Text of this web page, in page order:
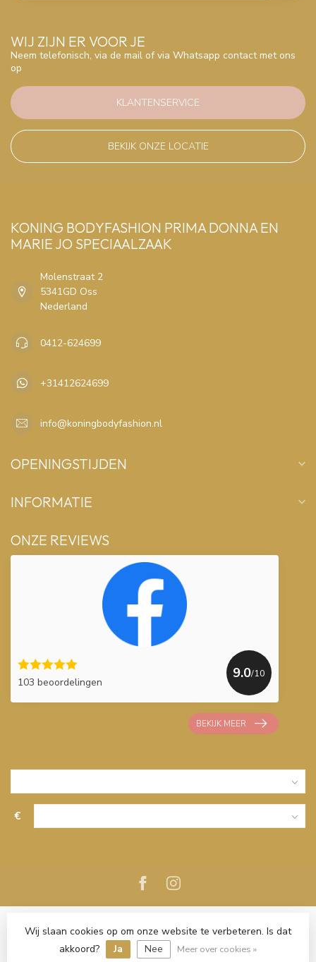
WIJ ZIJN ER VOOR JE
Neem telefonisch, via de mail of via Whatsapp contact met ons
op
KLANTENSERVICE
BEKIJK ONZE LOCATIE
KONING BODYFASHION PRIMA DONNA EN
MARIE JO SPECIAALZAAK
Molenstraat 2
5341GD Oss
Nederland
0412-624699
+31412624699
info@koningbodyfashion.nl
OPENINGSTIJDEN
INFORMATIE
ONZE REVIEWS
103 beoordelingen
9.0/10
BEKIJK MEER
€
Wij slaan cookies op om onze website te verbeteren. Is dat
akkoord?
Ja Nee Meer over cookies »